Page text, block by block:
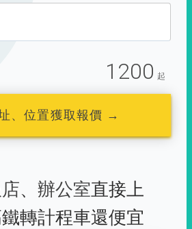
1200 起
、位置獲取報價 →
、 辦公室直接上
轉計程車還便宜